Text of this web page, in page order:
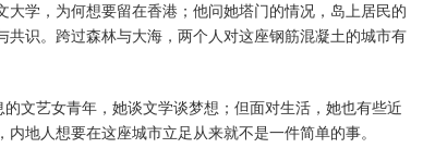
学，为何想要留在香港；他问她塔门的情况，岛上居民的
识。跨过森林与大海，两个人对这座钢筋混凝土的城市有
文艺女青年，她谈文学谈梦想；但面对生活，她也有些近
地人想要在这座城市立足从来就不是一件简单的事。